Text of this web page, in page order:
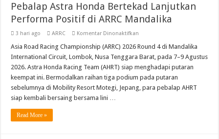
Pebalap Astra Honda Bertekad Lanjutkan Performa Positif di ARRC Mandalika
Jelang Asia Road Racing Championship Round 4 Mandalika, Pebalap
Yamaha Cup Race Semarakkan HUT Kota Padang Ke 357, Dibanjiri 5 Ribu
Moto3 Inggris Perdana Veda Balap Di Sirkuit Silverstone, Berikut Jadwal Race
Abimanyu Bintang Thailand Talent Cup Rd 3 Borong Juara, Giovanni Balap
Abimanyu Juara Race 1 Thailand Talent Cup Buriram Thailand
Pebalap Astra Honda Bertekad Lanjutkan
Performa Positif di ARRC Mandalika
3 hari ago ARRC Komentar Dinonaktifkan
Astra
Bertekad
Lanjutkan
Performa
Positif
ARRC
Asia Road Racing Championship (ARRC) 2026 Round 4 di Mandalika
International Circuit, Lombok, Nusa Tenggara Barat, pada 7–9 Agustus
2026. Astra Honda Racing Team (AHRT) siap menghadapi putaran
keempat ini. Bermodalkan raihan tiga podium pada putaran
sebelumnya di Mobility Resort Motegi, Jepang, para pebalap AHRT
siap kembali bersaing bersama lini …
Read More »